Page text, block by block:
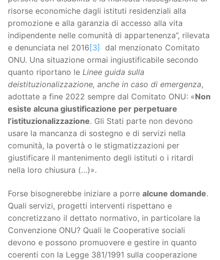
risorse economiche dagli istituti residenziali alla
promozione e alla garanzia di accesso alla vita
indipendente nelle comunità di appartenenza”, rilevata
e denunciata nel 2016 [3]
dal menzionato Comitato
ONU. Una situazione ormai ingiustificabile secondo
quanto riportano le Linee guida sulla
deistituzionalizzazione, anche in caso di emergenza,
adottate a fine 2022 sempre dal Comitato ONU: «Non
esiste alcuna giustificazione per perpetuare
l’istituzionalizzazione. Gli Stati parte non devono
usare la mancanza di sostegno e di servizi nella
comunità, la povertà o le stigmatizzazioni per
giustificare il mantenimento degli istituti o i ritardi
nella loro chiusura (…)».
Forse bisognerebbe iniziare a porre alcune domande.
Quali servizi, progetti interventi rispettano e
concretizzano il dettato normativo, in particolare la
Convenzione ONU? Quali le Cooperative sociali
devono e possono promuovere e gestire in quanto
coerenti con la Legge 381/1991 sulla cooperazione